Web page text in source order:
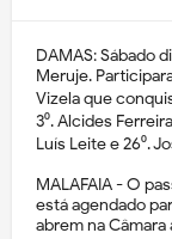
DAMAS: Sábado
Meruje.
Vizela que
3⁰. Alcides
Luís Leite e 26⁰.
MALAFAIA - O
está agendado
abrem na Câmara